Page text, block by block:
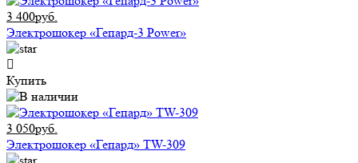
3 400руб.
Электрошокер «Гепард-3 Power»
Купить
3 050руб.
Электрошокер «Гепард» TW-309